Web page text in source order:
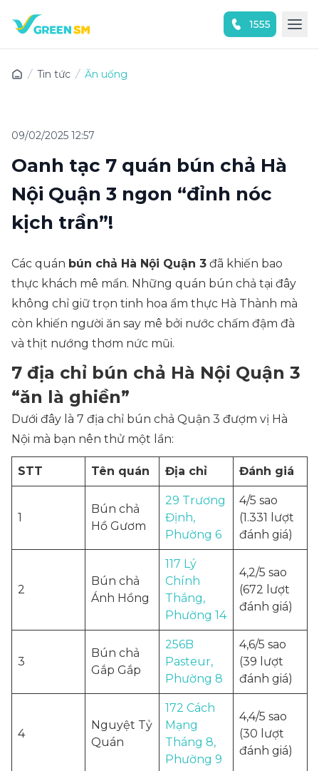
1555
Tin tức Ăn uống
09/02/2025 12:57
Oanh tạc 7 quán bún chả Hà
Nội Quận 3 ngon “đỉnh nóc
kịch trần”!
Các quán bún chả Hà Nội Quận 3 đã khiến bao
thực khách mê mẩn. Những quán bún chả tại đây
không chỉ giữ trọn tinh hoa ẩm thực Hà Thành mà
còn khiến người ăn say mê bởi nước chấm đậm đà
và thịt nướng thơm nức mũi.
7 địa chỉ bún chả Hà Nội Quận 3
“ăn là ghiền”
Dưới đây là 7 địa chỉ bún chả Quận 3 đượm vị Hà
Nội mà bạn nên thử một lần:
STT Tên quán Địa chỉ Đánh giá
1
Bún chả
Hồ Gươm
29 Trương
Định,
Phường 6
4/5 sao
(1.331 lượt
đánh giá)
2
Bún chả
Ánh Hồng
117 Lý
Chính
Thắng,
Phường 14
4,2/5 sao
(672 lượt
đánh giá)
3
Bún chả
Gắp Gắp
256B
Pasteur,
Phường 8
4,6/5 sao
(39 lượt
đánh giá)
4
Nguyệt Tỷ
Quán
172 Cách
Mạng
Tháng 8,
Phường 9
4,4/5 sao
(30 lượt
đánh giá)